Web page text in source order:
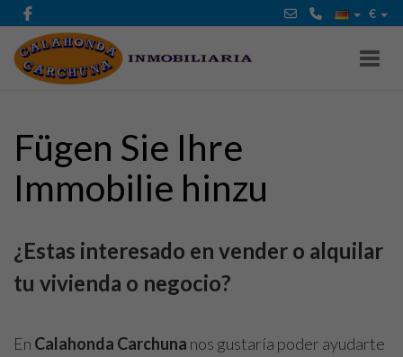
€
Fügen Sie Ihre
Immobilie hinzu
¿Estas interesado en vender o alquilar
tu vivienda o negocio?
En Calahonda Carchuna nos gustaría poder ayudarte